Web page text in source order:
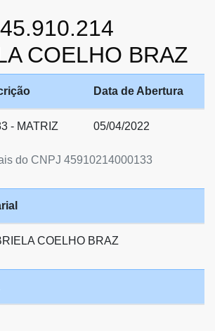
COELHO BRAZ
do CNPJ 45910214000133
Data de Abertura
- MATRIZ 05/04/2022
COELHO BRAZ